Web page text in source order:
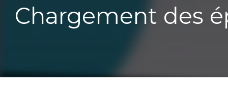
Chargement des